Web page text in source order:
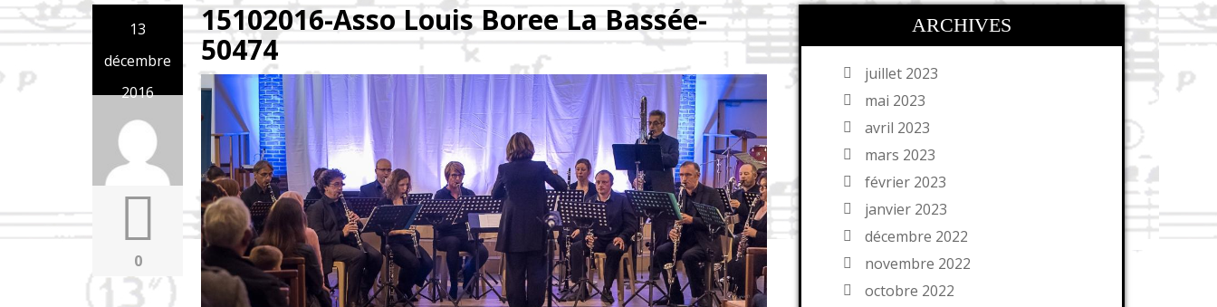
13
décembre
2016
0
15102016-Asso Louis Boree La Bassée-
50474
ARCHIVES
juillet 2023
mai 2023
avril 2023
mars 2023
février 2023
janvier 2023
décembre 2022
novembre 2022
octobre 2022